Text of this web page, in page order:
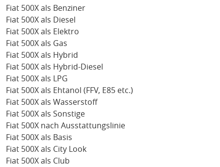
Fiat 500X als Benziner
Fiat 500X als Diesel
Fiat 500X als Elektro
Fiat 500X als Gas
Fiat 500X als Hybrid
Fiat 500X als Hybrid-Diesel
Fiat 500X als LPG
Fiat 500X als Ehtanol (FFV, E85 etc.)
Fiat 500X als Wasserstoff
Fiat 500X als Sonstige
Fiat 500X nach Ausstattungslinie
Fiat 500X als Basis
Fiat 500X als City Look
Fiat 500X als Club